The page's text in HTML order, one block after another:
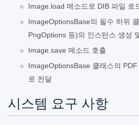
Image.load 메소드로 DIB 파일 로
ImageOptionsBase의 필수 하위
PngOptions 등)의 인스턴스 생성
Image.save 메소드 호출
ImageOptionsBase 클래스의
로 전달
시스템 요구 사항